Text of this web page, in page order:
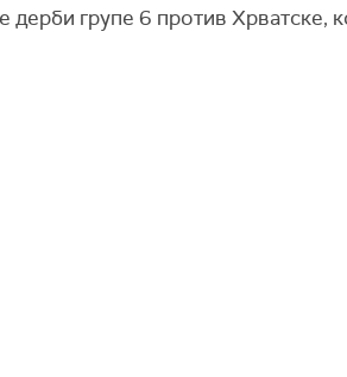
дерби групе 6 против Хрватске,